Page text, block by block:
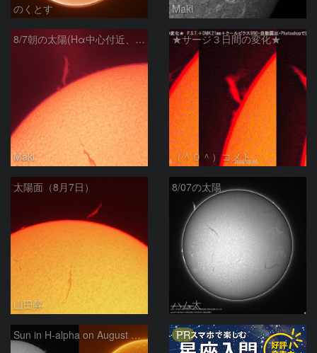
のくとす Maki
8/7朝の太陽(Hα中心付近、プロミネンス)
Maki
★サージ３日間の変化★
（＾０＾）コメト
太陽面（8月7日）
山田昇
8/07の太陽
ハム太
Sun in H-alpha on August 7, 2026 PR